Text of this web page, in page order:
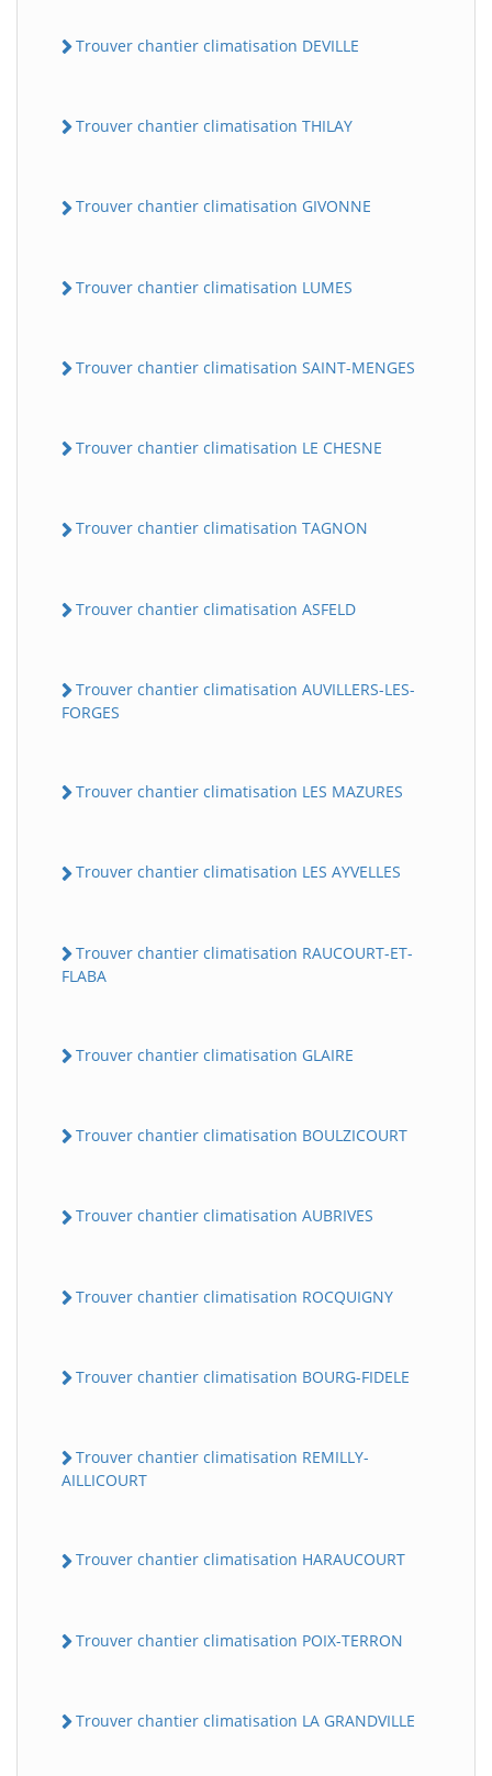
Trouver chantier climatisation DEVILLE
Trouver chantier climatisation THILAY
Trouver chantier climatisation GIVONNE
Trouver chantier climatisation LUMES
Trouver chantier climatisation SAINT-MENGES
Trouver chantier climatisation LE CHESNE
Trouver chantier climatisation TAGNON
Trouver chantier climatisation ASFELD
Trouver chantier climatisation AUVILLERS-LES-
FORGES
Trouver chantier climatisation LES MAZURES
Trouver chantier climatisation LES AYVELLES
Trouver chantier climatisation RAUCOURT-ET-
FLABA
Trouver chantier climatisation GLAIRE
Trouver chantier climatisation BOULZICOURT
Trouver chantier climatisation AUBRIVES
Trouver chantier climatisation ROCQUIGNY
Trouver chantier climatisation BOURG-FIDELE
Trouver chantier climatisation REMILLY-
AILLICOURT
Trouver chantier climatisation HARAUCOURT
Trouver chantier climatisation POIX-TERRON
Trouver chantier climatisation LA GRANDVILLE